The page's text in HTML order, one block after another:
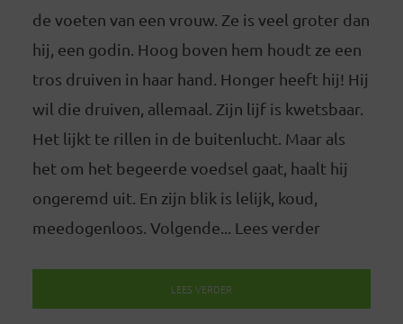
de voeten van een vrouw. Ze is veel groter dan
hij, een godin. Hoog boven hem houdt ze een
tros druiven in haar hand. Honger heeft hij! Hij
wil die druiven, allemaal. Zijn lijf is kwetsbaar.
Het lijkt te rillen in de buitenlucht. Maar als
het om het begeerde voedsel gaat, haalt hij
ongeremd uit. En zijn blik is lelijk, koud,
meedogenloos. Volgende... Lees verder
LEES VERDER